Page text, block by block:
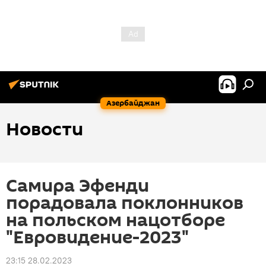
Азербайджан
Новости
Самира Эфенди
порадовала поклонников
на польском нацотборе
"Евровидение-2023"
23:15 28.02.2023